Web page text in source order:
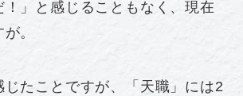
！」と感じることもなく、現在
。
じたことですが、「天職」には2